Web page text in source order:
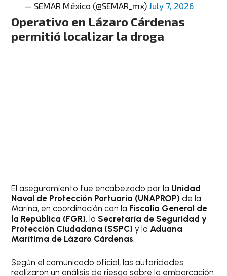
— SEMAR México (@SEMAR_mx) July 7, 2026
Operativo en Lázaro Cárdenas
permitió localizar la droga
El aseguramiento fue encabezado por la Unidad
Naval de Protección Portuaria (UNAPROP) de la
Marina, en coordinación con la Fiscalía General de
la República (FGR), la Secretaría de Seguridad y
Protección Ciudadana (SSPC) y laAduana
Marítima de Lázaro Cárdenas.
Según el comunicado oficial, las autoridades
realizaron un análisis de riesgo sobre la embarcación